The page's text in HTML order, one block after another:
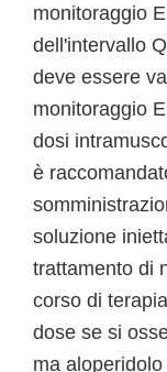
monitoraggio
dell'intervallo
deve essere
monitoraggio
dosi
è
soluzione
trattamento di
corso di
dose se si
ma